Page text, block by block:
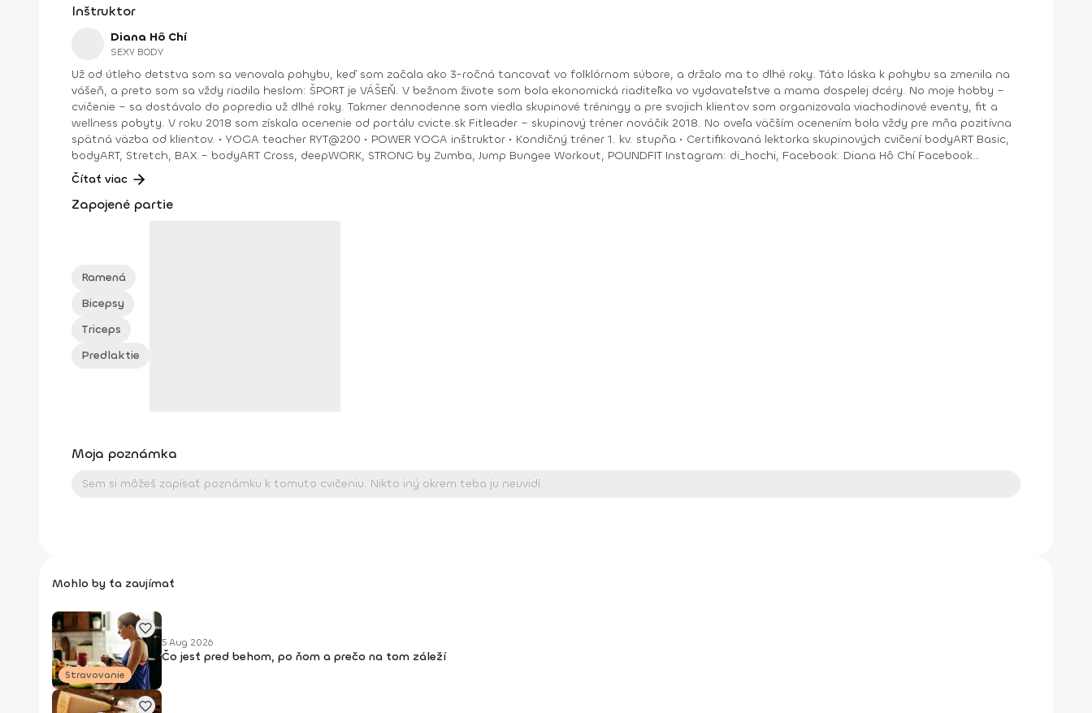
Inštruktor
Diana Hô Chí
SEXY BODY
Už od útleho detstva som sa venovala pohybu, keď som začala ako 3-ročná tancovať vo folklórnom súbore, a držalo ma to dlhé roky. Táto láska k pohybu sa zmenila na
vášeň, a preto som sa vždy riadila heslom: ŠPORT je VÁŠEŇ. V bežnom živote som bola ekonomická riaditeľka vo vydavateľstve a mama dospelej dcéry. No moje hobby –
cvičenie – sa dostávalo do popredia už dlhé roky. Takmer dennodenne som viedla skupinové tréningy a pre svojich klientov som organizovala viachodinové eventy, fit a
wellness pobyty. V roku 2018 som získala ocenenie od portálu cvicte.sk Fitleader – skupinový tréner nováčik 2018. No oveľa väčším ocenením bola vždy pre mňa pozitívna
spätná väzba od klientov. • YOGA teacher RYT@200 • POWER YOGA inštruktor • Kondičný tréner 1. kv. stupňa • Certifikovaná lektorka skupinových cvičení bodyART Basic,
bodyART, Stretch, BAX – bodyART Cross, deepWORK, STRONG by Zumba, Jump Bungee Workout, POUNDFIT Instagram: di_hochi, Facebook: Diana Hô Chí Facebook
skupina: ŠPORT je VÁŠEŇ
Čítať viac
Zapojené partie
Ramená
Bicepsy
Triceps
Predlaktie
Moja poznámka
Mohlo by ťa zaujímať
Stravovanie
5 Aug 2026
Čo jesť pred behom, po ňom a prečo na tom záleží